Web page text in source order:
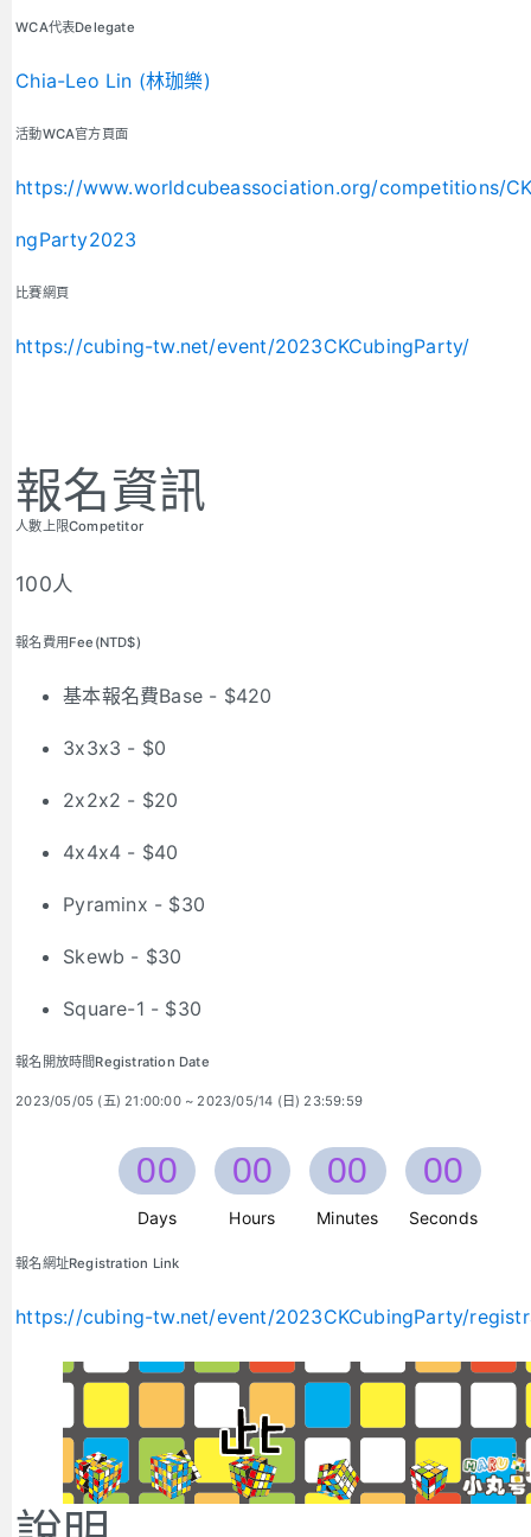
WCA代表Delegate
Chia-Leo Lin (林珈樂)
活動WCA官方頁面
https://www.worldcubeassociation.org/competitions/
ngParty2023
比賽網頁
https://cubing-tw.net/event/2023CKCubingParty/
報名資訊
人數上限Competitor
100人
報名費用Fee(NTD$)
基本報名費Base - $420
3x3x3 - $0
2x2x2 - $20
4x4x4 - $40
Pyraminx - $30
Skewb - $30
Square-1 - $30
報名開放時間Registration Date
2023/05/05 (五) 21:00:00 ~ 2023/05/14 (日) 23:59:59
00
Days
00
Hours
00
Minutes
00
Seconds
報名網址Registration Link
https://cubing-tw.net/event/2023CKCubingParty/